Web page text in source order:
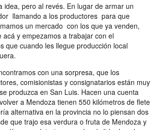
idea, pero al revés. En lugar de armar un
llamando a los productores para que
un mercado con los que ya venden,
acá y empezamos a trabajar con el
que cuando les llegue producción local
con una sorpresa, que los
comisionistas y consignatarios están muy
produzca en San Luis. Hacen una cuenta
a Mendoza tienen 550 kilómetros de flete
alternativa en la provincia no lo piensan dos
que trajo esa verdura o fruta de Mendoza y